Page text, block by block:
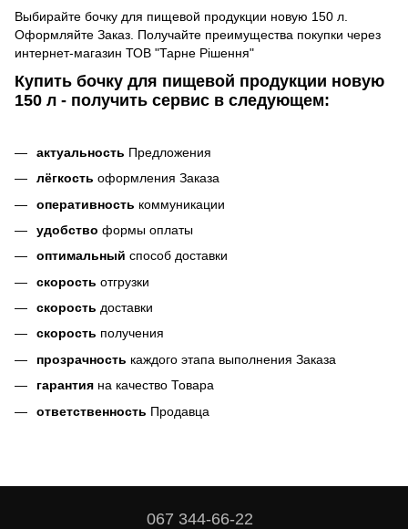
Выбирайте бочку для пищевой продукции новую 150 л.
Оформляйте Заказ. Получайте преимущества покупки через
интернет-магазин ТОВ "Тарне Рішення"
Купить бочку для пищевой продукции новую
150 л - получить сервис в следующем:
актуальность Предложения
лёгкость оформления Заказа
оперативность коммуникации
удобство формы оплаты
оптимальный способ доставки
скорость отгрузки
скорость доставки
скорость получения
прозрачность каждого этапа выполнения Заказа
гарантия на качество Товара
ответственность Продавца
067 344-66-22